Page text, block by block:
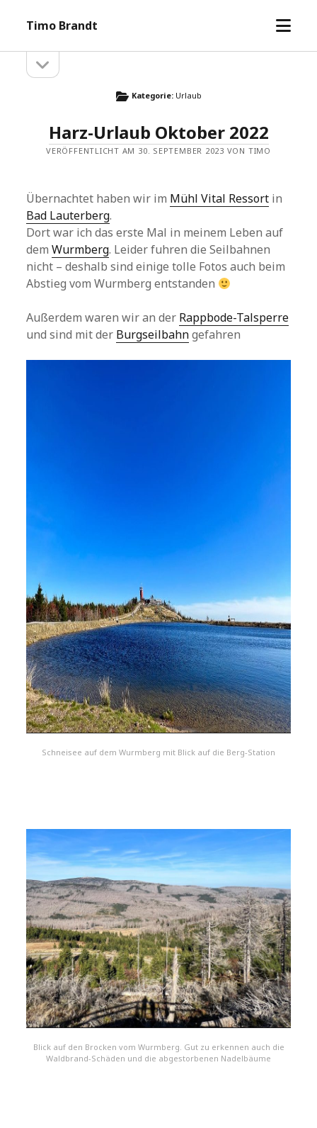
Timo Brandt
Menü
Seitenleiste
öffnen
Kategorie: Urlaub
Harz-Urlaub Oktober 2022
VERÖFFENTLICHT AM 30. SEPTEMBER 2023 VON TIMO
Übernachtet haben wir im Mühl Vital Ressort in
Bad Lauterberg.
Dort war ich das erste Mal in meinem Leben auf
demWurmberg. Leider fuhren die Seilbahnen
nicht – deshalb sind einige tolle Fotos auch beim
Abstieg vom Wurmberg entstanden
Außerdem waren wir an der Rappbode-Talsperre
und sind mit der Burgseilbahngefahren
Schneisee auf dem Wurmberg mit Blick auf die Berg-Station
Blick auf den Brocken vom Wurmberg. Gut zu erkennen auch die
Waldbrand-Schäden und die abgestorbenen Nadelbäume